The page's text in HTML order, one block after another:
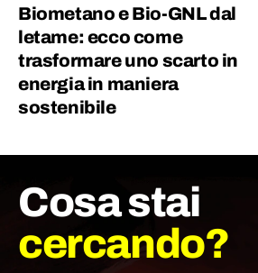
Biometano e Bio-GNL dal
letame: ecco come
trasformare uno scarto in
energia in maniera
sostenibile
Cosa stai
cercando?